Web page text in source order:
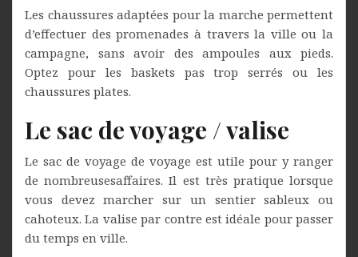
Les chaussures adaptées pour la marche permettent
d’effectuer des promenades à travers la ville ou la
campagne, sans avoir des ampoules aux pieds.
Optez pour les baskets pas trop serrés ou les
chaussures plates.
Le sac de voyage / valise
Le sac de voyage de voyage est utile pour y ranger
de nombreusesaffaires. Il est très pratique lorsque
vous devez marcher sur un sentier sableux ou
cahoteux. La valise par contre est idéale pour passer
du temps en ville.